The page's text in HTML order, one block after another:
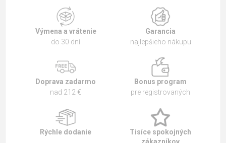
Výmena a vrátenie
do 30 dní
Garancia
najlepšieho nákupu
Doprava zadarmo
nad 212 €
Bonus program
pre registrovaných
Rýchle dodanie
Tisíce spokojných